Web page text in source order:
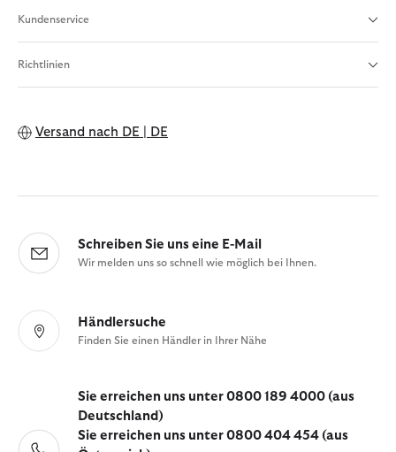
Kundenservice
Richtlinien
Versand nach DE | DE
Schreiben Sie uns eine E-Mail
Wir melden uns so schnell wie möglich bei Ihnen.
Händlersuche
Finden Sie einen Händler in Ihrer Nähe
Sie erreichen uns unter 0800 189 4000 (aus
Deutschland)
Sie erreichen uns unter 0800 404 454 (aus